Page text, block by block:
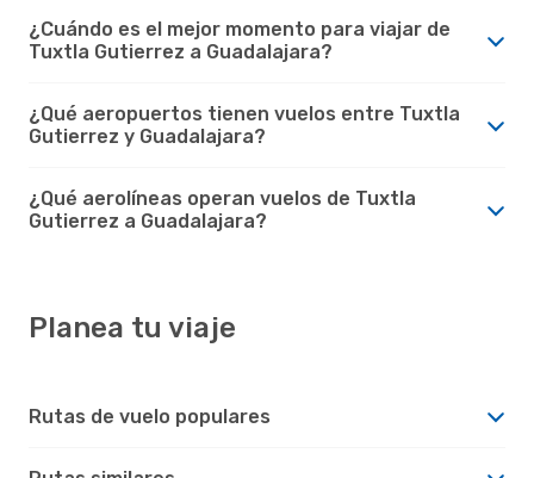
¿Cuándo es el mejor momento para viajar de
Tuxtla Gutierrez a Guadalajara?
¿Qué aeropuertos tienen vuelos entre Tuxtla
Gutierrez y Guadalajara?
¿Qué aerolíneas operan vuelos de Tuxtla
Gutierrez a Guadalajara?
Planea tu viaje
Rutas de vuelo populares